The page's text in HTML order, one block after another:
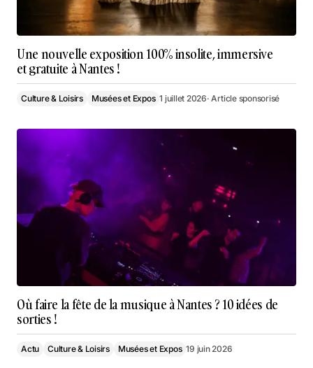
Une nouvelle exposition 100% insolite, immersive
et gratuite à Nantes !
Culture & Loisirs Musées et Expos 1 juillet 2026· Article sponsorisé
Où faire la fête de la musique à Nantes ? 10 idées de
sorties !
Actu Culture & Loisirs Musées et Expos 19 juin 2026